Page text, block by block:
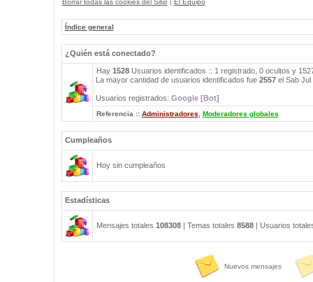
Borrar todas las cookies del Sitio | El Equipo
Índice general
¿Quién está conectado?
Hay 1528Usuarios identificados :: 1 registrado, 0 ocultos y
La mayor cantidad de usuarios identificados fue 2557el Sab Jul
Usuarios registrados: Google [Bot]
Referencia :: Administradores Moderadores globales
Cumpleaños
Hoy sin cumpleaños
Estadísticas
Mensajes totales 108308| Temas totales 8588| Usuarios
Nuevos mensajes